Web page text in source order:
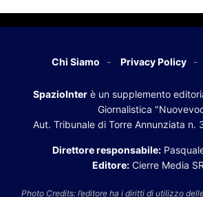
Chi Siamo Privacy Policy
SpazioInter è un supplemento
Giornalistica
Aut. Tribunale di Torre Annunziata n.
Direttore responsabile:
Editore: Cierre Media
Photo Credits: l’editore ha i diritti di utilizzo